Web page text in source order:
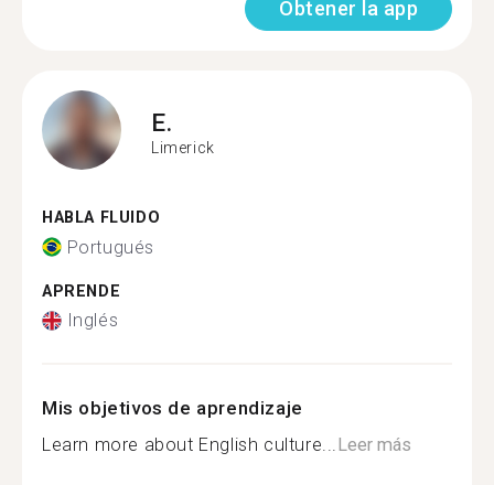
Obtener la app
E.
Limerick
HABLA FLUIDO
Portugués
APRENDE
Inglés
Mis objetivos de aprendizaje
Learn more about English culture...Leer más